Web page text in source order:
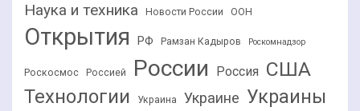
Наука и техника Новости России ООН
Открытия РФ Рамзан Кадыров Роскомнадзор
Роскосмос Россией России Россия США
Технологии Украина Украине Украины